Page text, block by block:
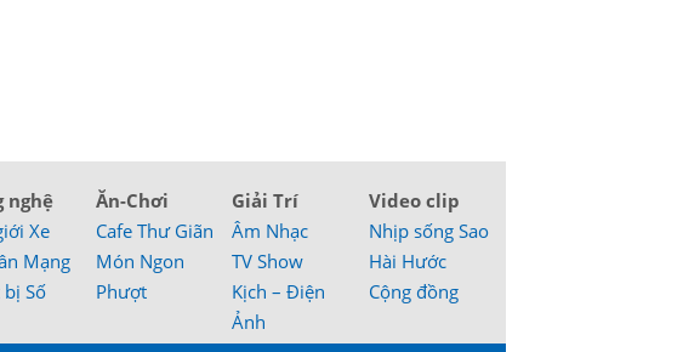
nghệ
Xe
Mạng
Số
Ăn-Chơi
Cafe Thư Giãn
Món Ngon
Phượt
Giải Trí
Âm Nhạc
TV Show
Kịch – Điện
Ảnh
Video clip
Nhịp sống Sao
Hài Hước
Cộng đồng